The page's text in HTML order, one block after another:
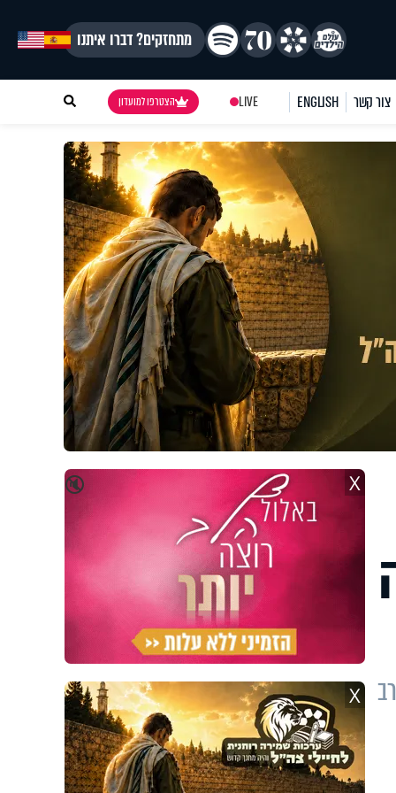
מתחזקים? דברו איתנו
צור קשר ENGLISH
LIVE הצטרפו למועדון
🔇 X
X